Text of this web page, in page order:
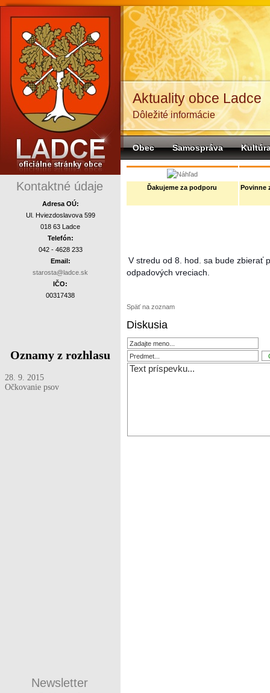
Kontaktné údaje
Adresa OÚ:
Ul. Hviezdoslavova 599
018 63 Ladce
Telefón:
042 - 4628 233
Email:
starosta@ladce.sk
IČO:
00317438
Oznamy z rozhlasu
28. 9. 2015
Očkovanie psov
Newsletter
Aktuality obce Ladce
Dôležité informácie
Obec Samospráva
komunalne
Ďakujeme za podporu Povinne
V stredu od 8. hod. sa bude zbierať
odpadových vreciach.
Späť na zoznam
Diskusia